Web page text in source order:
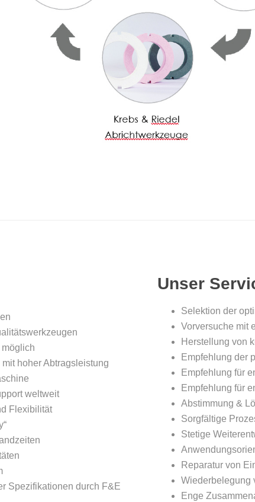
hoher Abtragsleistung
weltweit
Flexibilität
Spezifikationen durch F&E
Unser
Selektion der
Vorversuche mit
Herstellung von
Empfehlung der
Empfehlung für
Empfehlung für
Abstimmung &
Sorgfältige
Stetige
Reparatur von
Wiederbelegung
Enge